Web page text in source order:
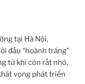
tại Hà Nội,
đầu “hoành tráng”
từ khi còn rất nhỏ,
vọng phát triển